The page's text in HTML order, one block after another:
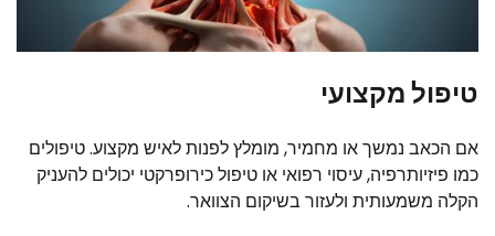
טיפול מקצועי
אם הכאב נמשך או מחמיר, מומלץ לפנות לאיש מקצוע. טיפולים
כמו פיזיותרפיה, עיסוי רפואי או טיפול כירופרקטי יכולים להעניק
הקלה משמעותית ולעזור בשיקום הצוואר.